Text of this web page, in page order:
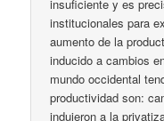
insuficiente y es
institucionales para
aumento de la
inducido a cambios
mundo occidental
productividad son:
indujeron a la